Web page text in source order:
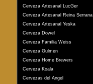
Cerveza Artesanal LucGer
Cerveza Artesanal Reina Serrana
Cerveza Artesanal Yeska
Cerveza Dowel
Cerveza Familia Weiss
Cerveza Gülmen
Cerveza Home Brewers
Cerveza Koala
Cervezas del Angel